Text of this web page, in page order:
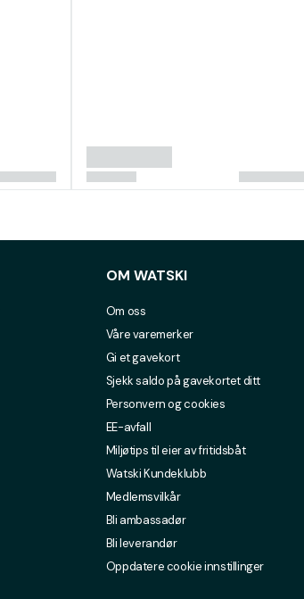
OM WATSKI
Om oss
Våre varemerker
Gi et gavekort
Sjekk saldo på gavekortet ditt
Personvern og cookies
EE-avfall
Miljøtips til eier av fritidsbåt
Watski Kundeklubb
Medlemsvilkår
Bli ambassadør
Bli leverandør
Oppdatere cookie innstillinger